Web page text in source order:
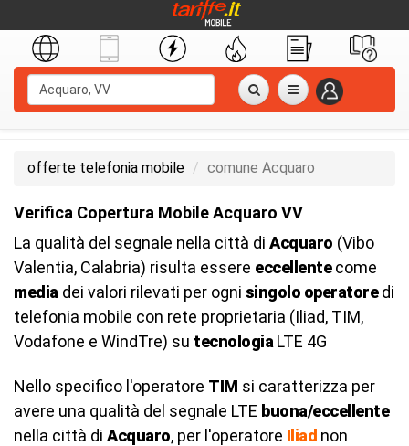
offerte telefonia mobile comune Acquaro
Verifica Copertura Mobile Acquaro VV
La qualità del segnale nella città di Acquaro (Vibo
Valentia, Calabria) risulta essere eccellentecome
media dei valori rilevati per ogni singolo operatoredi
telefonia mobile con rete proprietaria (Iliad, TIM,
Vodafone e WindTre) su tecnologia LTE 4G
Nello specifico l'operatore TIM si caratterizza per
avere una qualità del segnale LTE buona/eccellente
nella città di Acquaro, per l'operatore Iliad non